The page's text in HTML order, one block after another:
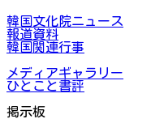
韓国文化院ニュース
報道資料
韓国関連行事
メディアギャラリー
ひとこと書評
掲示板